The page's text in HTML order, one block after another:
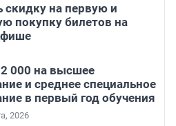
скидку на первую и
покупку билетов на
000 на высшее
и среднее специальное
в первый год обучения
2026